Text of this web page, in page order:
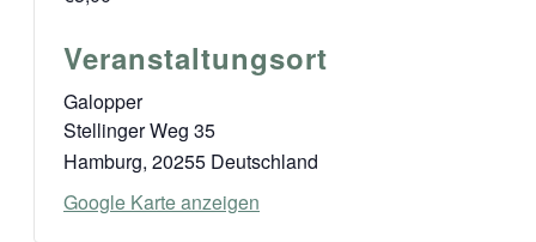
Veranstaltungsort
Galopper
Stellinger Weg 35
Hamburg, 20255 Deutschland
Google Karte anzeigen